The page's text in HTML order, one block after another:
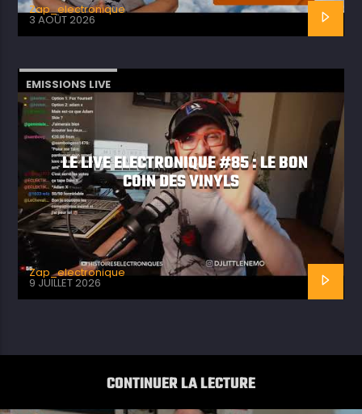
Zap_electronique
3 AOÛT 2026
EMISSIONS LIVE
LE LIVE ELECTRONIQUE #85 : LE BON
COIN DES VINYLS
Zap_electronique
9 JUILLET 2026
CONTINUER LA LECTURE